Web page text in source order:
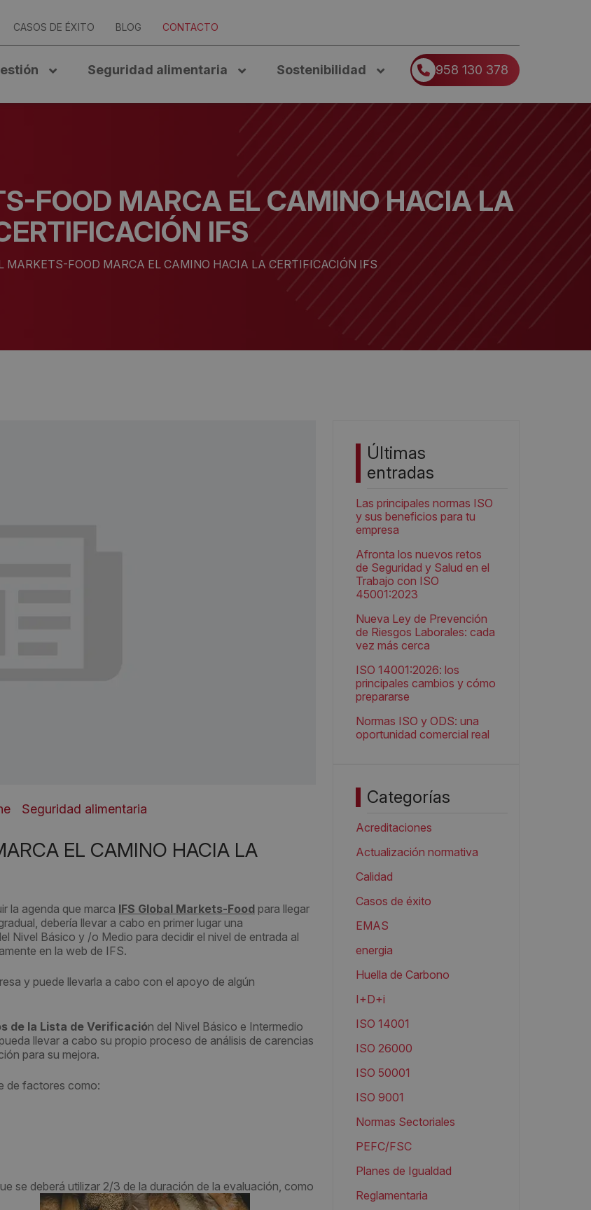
CASOS DE ÉXITO BLOG CONTACTO
Seguridad alimentaria Sostenibilidad 958 130 378
FOOD MARCA EL CAMINO HACIA LA
IFS
MARKETS-FOOD MARCA EL CAMINO HACIA LA CERTIFICACIÓN IFS
Seguridad alimentaria
EL CAMINO HACIA LA
la agenda que marca IFS Global Markets-Food para llegar
debería llevar a cabo en primer lugar una
Nivel Básico y /o Medio para decidir el nivel de entrada al
en la web de IFS.
y puede llevarla a cabo con el apoyo de algún
de la Lista de Verificación del Nivel Básico e Intermedio
llevar a cabo su propio proceso de análisis de carencias
para su mejora.
de factores como:
se deberá utilizar 2/3 de la duración de la evaluación, como
Últimas
entradas
Las principales normas ISO
y sus beneficios para tu
empresa
Afronta los nuevos retos
de Seguridad y Salud en el
Trabajo con ISO
45001:2023
Nueva Ley de Prevención
de Riesgos Laborales: cada
vez más cerca
ISO 14001:2026: los
principales cambios y cómo
prepararse
Normas ISO y ODS: una
oportunidad comercial real
Categorías
Acreditaciones
Actualización normativa
Calidad
Casos de éxito
EMAS
energia
Huella de Carbono
I+D+i
ISO 14001
ISO 26000
ISO 50001
ISO 9001
Normas Sectoriales
PEFC/FSC
Planes de Igualdad
Reglamentaria